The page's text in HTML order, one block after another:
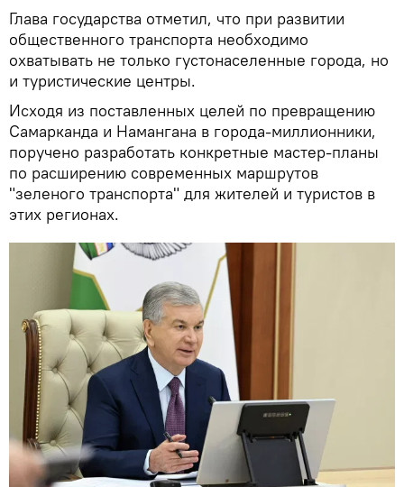
Глава государства отметил, что при развитии
общественного транспорта необходимо
охватывать не только густонаселенные города, но
и туристические центры.
Исходя из поставленных целей по превращению
Самарканда и Намангана в города-миллионники,
поручено разработать конкретные мастер-планы
по расширению современных маршрутов
"зеленого транспорта" для жителей и туристов в
этих регионах.